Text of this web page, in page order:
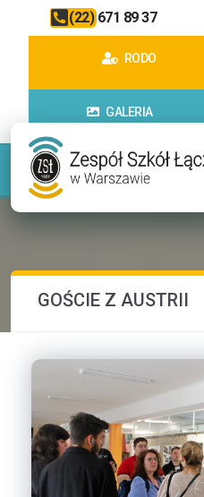
(22) 671 89 37
RODO
GALERIA
GOŚCIE Z AUSTRII